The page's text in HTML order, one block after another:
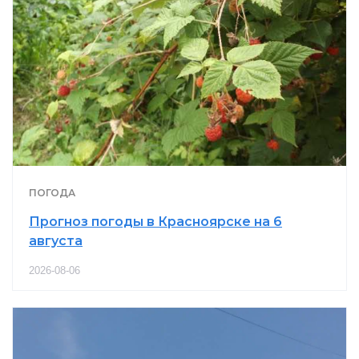
ПОГОДА
Прогноз погоды в Красноярске на 6
августа
2026-08-06